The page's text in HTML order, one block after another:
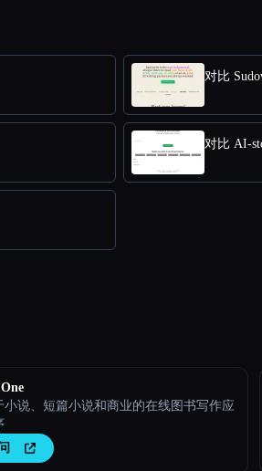
对比
对比 AI-
小说、短篇小说和商业的在线图书写作应